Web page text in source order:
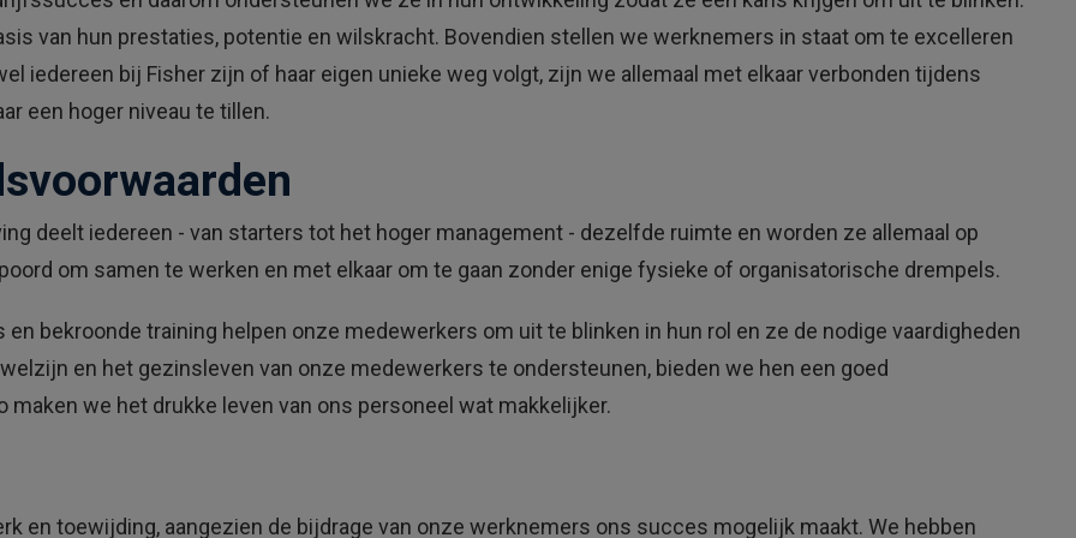
e
n
k
o
d
e
e
r
p
van hun prestaties, potentie en wilskracht. Bovendien stellen we werknemers in staat om te excelleren
iedereen bij Fisher zijn of haar eigen unieke weg volgt, zijn we allemaal met elkaar verbonden tijdens
een hoger niveau te tillen.
deelt iedereen - van starters tot het hoger management - dezelfde ruimte en worden ze allemaal op
om samen te werken en met elkaar om te gaan zonder enige fysieke of organisatorische drempels.
bekroonde training helpen onze medewerkers om uit te blinken in hun rol en ze de nodige vaardigheden
en het gezinsleven van onze medewerkers te ondersteunen, bieden we hen een goed
we het drukke leven van ons personeel wat makkelijker.
en toewijding, aangezien de bijdrage van onze werknemers ons succes mogelijk maakt. We hebben